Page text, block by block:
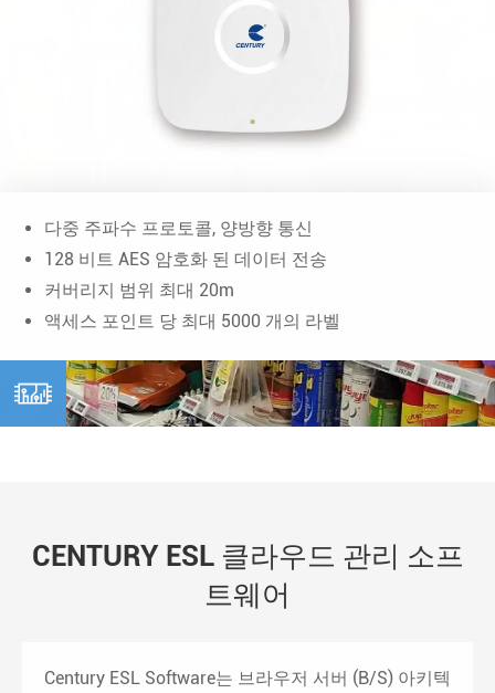
다중 주파수 프로토콜, 양방향 통신
128 비트 AES 암호화 된 데이터 전송
커버리지 범위 최대 20m
액세스 포인트 당 최대 5000 개의 라벨

CENTURY ESL 클라우드 관리 소프
트웨어
Century ESL Software는 브라우저 서버 (B/S) 아키텍